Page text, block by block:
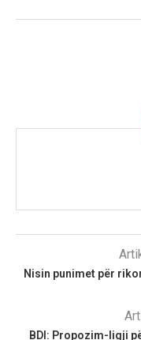
Nisin punimet për
BDI: Propozim-ligji